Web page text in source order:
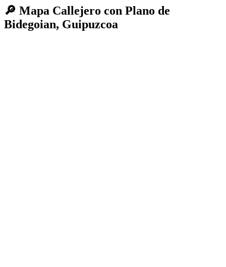
🔎 Mapa Callejero con Plano de
Bidegoian, Guipuzcoa